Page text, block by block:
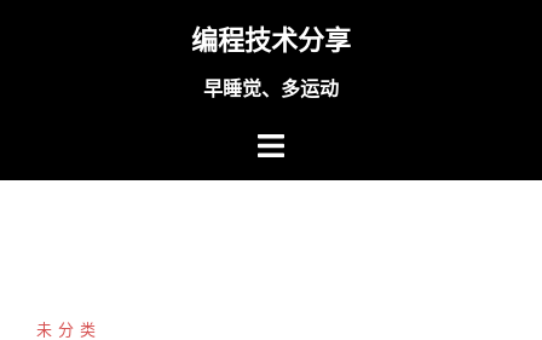
编程技术分享
早睡觉、多运动
未分类